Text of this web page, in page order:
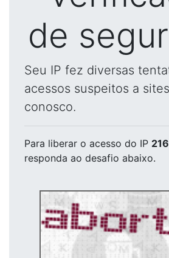
de
Seu IP fez diversas
acessos suspeitos a
conosco.
Para liberar o acesso do IP
responda ao desafio abaixo.